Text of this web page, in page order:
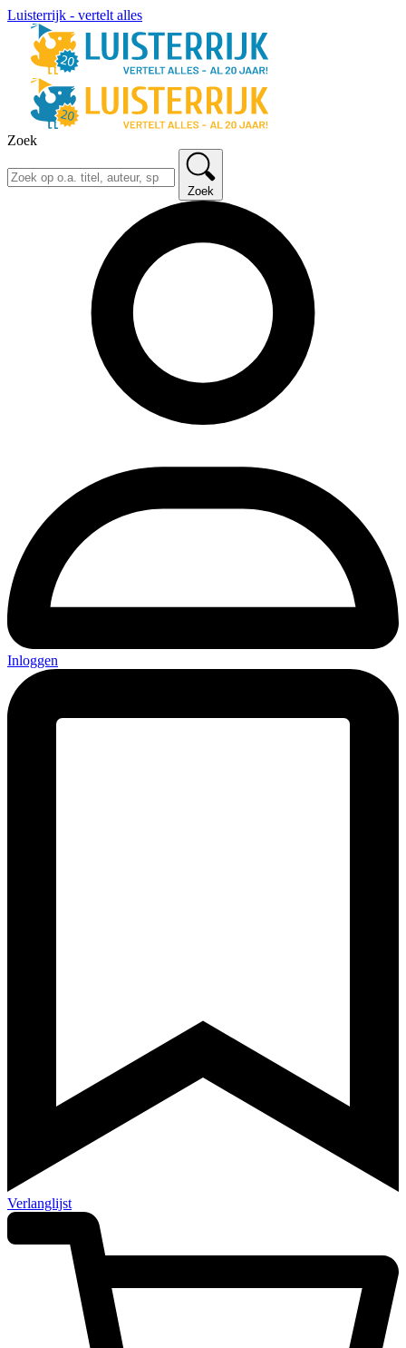
Luisterrijk - vertelt alles
Zoek
Zoek
Inloggen
Verlanglijst